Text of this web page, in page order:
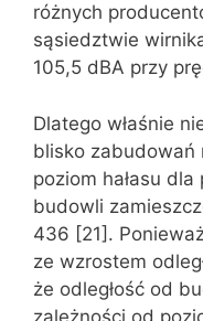
różnych
sąsiedztwie
105,5 dBA przy
Dlatego właśnie
blisko zabudowań
poziom hałasu
budowli
436 [21].
ze wzrostem
że odległość od
zależności od